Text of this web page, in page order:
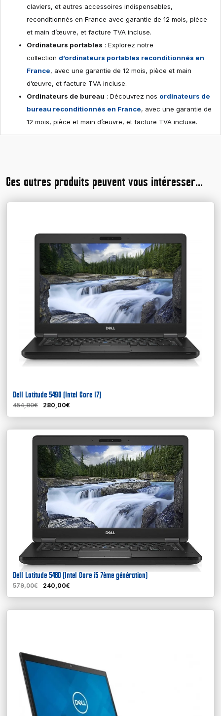
claviers, et autres accessoires indispensables,
reconditionnés en France avec garantie de 12 mois, pièce
et main d’œuvre, et facture TVA incluse.
Ordinateurs portables : Explorez notre
collection d’ordinateurs portables reconditionnés en
France, avec une garantie de 12 mois, pièce et main
d’œuvre, et facture TVA incluse.
Ordinateurs de bureau : Découvrez nos ordinateurs de
bureau reconditionnés en France, avec une garantie de
12 mois, pièce et main d’œuvre, et facture TVA incluse.
Ces autres produits peuvent vous intéresser...
Dell Latitude 5490 (Intel Core I7)
454,80€ 280,00€
Dell Latitude 5480 (Intel Core i5 7ème génération)
579,00€ 240,00€